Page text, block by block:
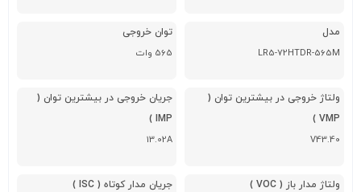
مدل
LR5-72HTDR-565M
توان خروجی
565 وات
ولتاژ خروجی در بیشترین توان (
VMP )
V43.40
جریان خروجی در بیشترین توان (
IMP )
13.02A
ولتاژ مدار باز ( VOC )
جریان مدار کوتاه ( ISC )